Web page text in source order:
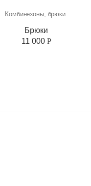
Комбинезоны, брюки.
Брюки
11 000 Р